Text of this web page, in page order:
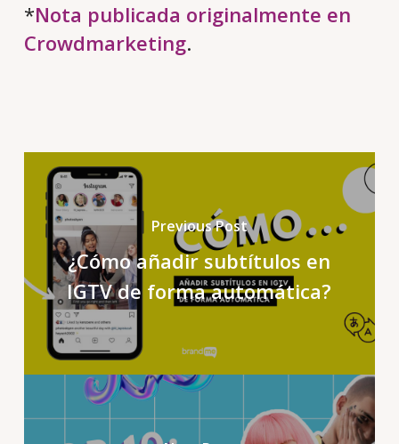
*Nota publicada originalmente en
Crowdmarketing.
Previous Post
¿Cómo añadir subtítulos en
IGTV de forma automática?